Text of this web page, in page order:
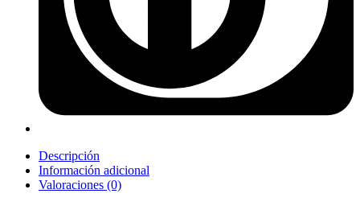
Descripción
Información adicional
Valoraciones (0)